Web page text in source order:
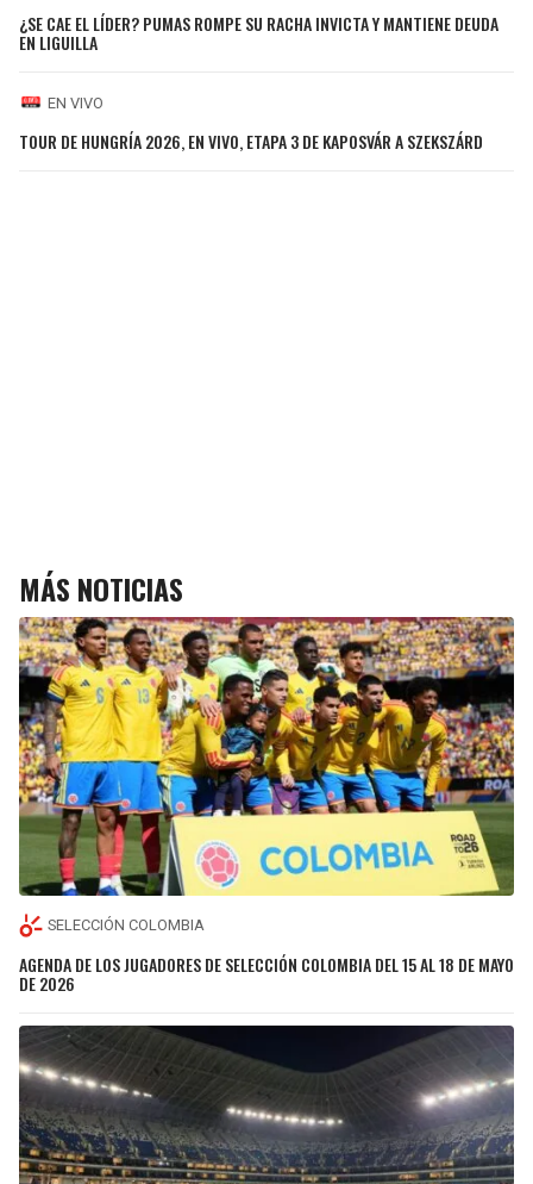
¿SE CAE EL LÍDER? PUMAS ROMPE SU RACHA INVICTA Y MANTIENE DEUDA
EN LIGUILLA
EN VIVO
TOUR DE HUNGRÍA 2026, EN VIVO, ETAPA 3 DE KAPOSVÁR A SZEKSZÁRD
MÁS NOTICIAS
SELECCIÓN COLOMBIA
AGENDA DE LOS JUGADORES DE SELECCIÓN COLOMBIA DEL 15 AL 18 DE MAYO
DE 2026